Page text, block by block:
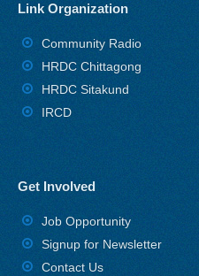
Link Organization
Community Radio
HRDC Chittagong
HRDC Sitakund
IRCD
Get Involved
Job Opportunity
Signup for Newsletter
Contact Us